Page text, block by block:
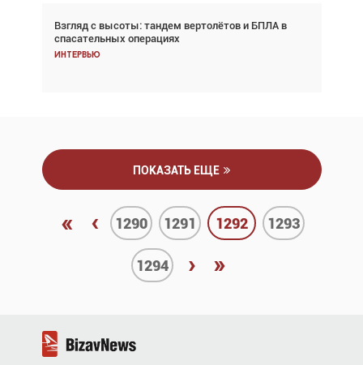
Взгляд с высоты: тандем вертолётов и БПЛА в
спасательных операциях
Интервью
Частный самолёт – это актив. Подходите к
покупке соответствующим образом
Интервью
ПОКАЗАТЬ ЕЩЕ
« ‹ 1290 1291 1292 1293
1294 › »